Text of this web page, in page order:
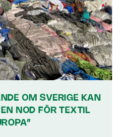
OM SVERIGE KAN
NOD FÖR TEXTIL